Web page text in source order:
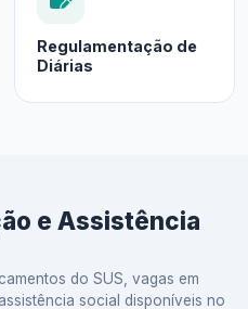
Regulamentação de
Diárias
e Assistência
do SUS, vagas em
social disponíveis no